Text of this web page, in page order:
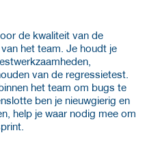
de kwaliteit van de
het team. Je houdt je
van de regressietest.
het team om bugs te
ben je nieuwgierig en
help je waar nodig mee om